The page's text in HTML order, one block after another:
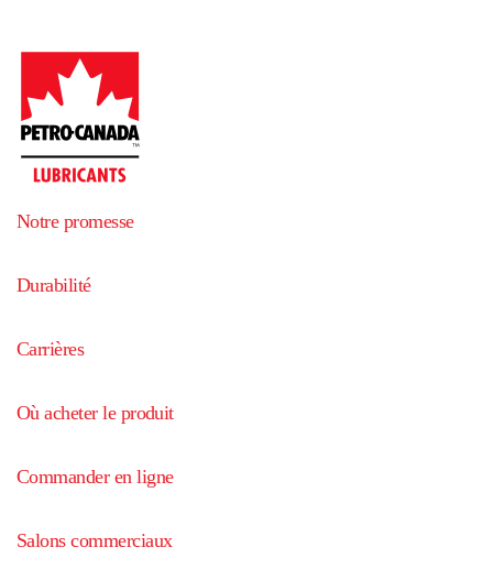
Notre promesse
Durabilité
Carrières
Où acheter le produit
Commander en ligne
Salons commerciaux